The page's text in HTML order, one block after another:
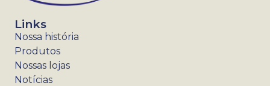
Links
Nossa história
Produtos
Nossas lojas
Notícias